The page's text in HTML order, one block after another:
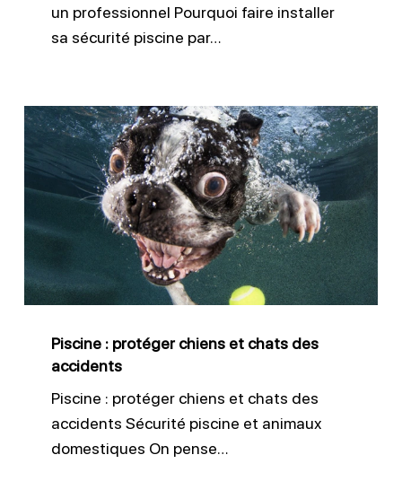
un professionnel Pourquoi faire installer
sa sécurité piscine par…
Piscine
protéger
et
chats
des
Piscine : protéger chiens et chats des
accidents
Piscine : protéger chiens et chats des
accidents Sécurité piscine et animaux
domestiques On pense…